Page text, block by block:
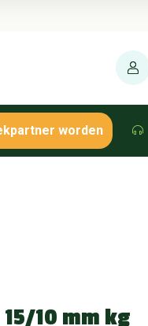
worden
10 mm kg